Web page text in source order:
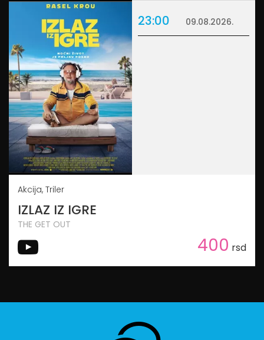
23:00 09.08.2026.
Akcija, Triler
IZLAZ IZ IGRE
THE GET OUT
400 rsd